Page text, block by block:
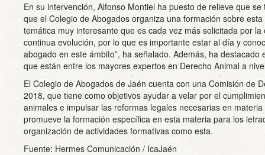
En su intervención, Alfonso Montiel ha puesto de relieve que
que el Colegio de Abogados organiza una formación sobre
temática muy interesante que es cada vez más solicitada por
continua evolución, por lo que es importante estar al día y
abogado en este ámbito”, ha señalado. Además, ha
que están entre los mayores expertos en Derecho Animal a
El Colegio de Abogados de Jaén cuenta con una Comisión de
2018, que tiene como objetivos ayudar a velar por el
animales e impulsar las reformas legales necesarias en
promueve la formación específica en esta materia para los
organización de actividades formativas como esta.
Fuente: Hermes Comunicación / IcaJaén